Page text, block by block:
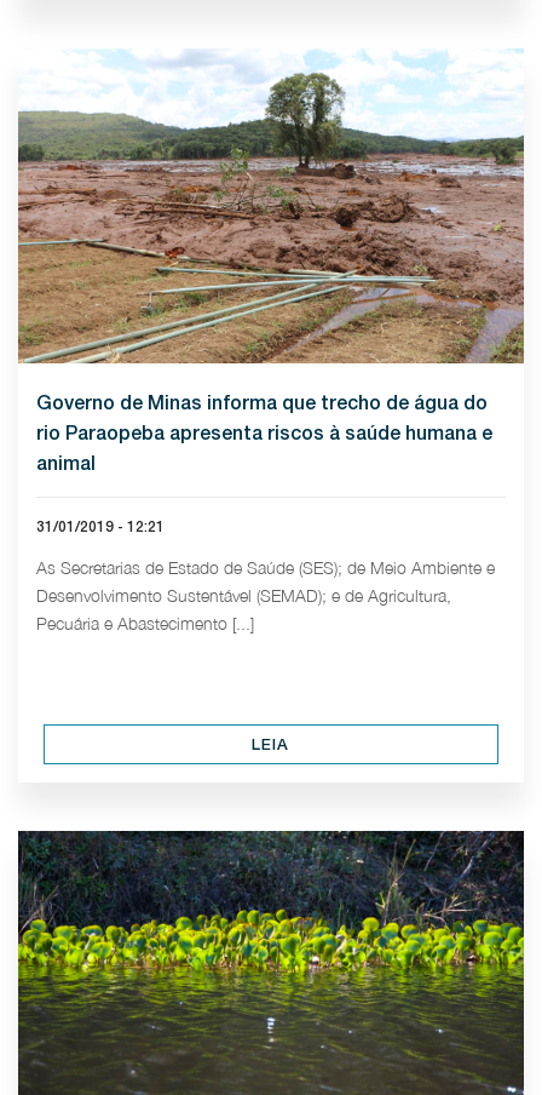
Governo de Minas informa que trecho de água do
rio Paraopeba apresenta riscos à saúde humana e
animal
31/01/2019 - 12:21
As Secretarias de Estado de Saúde (SES); de Meio Ambiente e
Desenvolvimento Sustentável (SEMAD); e de Agricultura,
Pecuária e Abastecimento [...]
LEIA